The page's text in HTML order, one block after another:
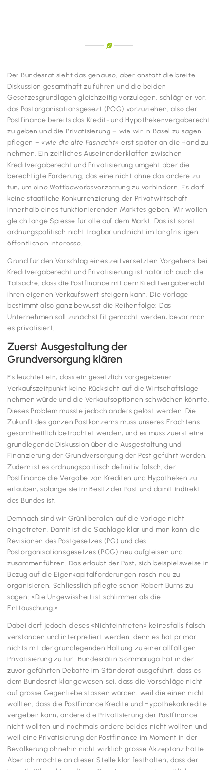
Der Bundesrat sieht das genauso, aber anstatt die breite
Diskussion gesamthaft zu führen und die beiden
Gesetzesgrundlagen gleichzeitig vorzulegen, schlägt er vor,
das Postorganisationsgesezt (POG) vorzuziehen, also der
Postfinance bereits das Kredit- und Hypothekenvergaberecht
zu geben und die Privatisierung – wie wir in Basel zu sagen
pflegen – «wie die alte Fasnacht» erst später an die Hand zu
nehmen. Ein zeitliches Auseinanderklaffen zwischen
Kreditvergaberecht und Privatisierung umgeht aber die
berechtigte Forderung, das eine nicht ohne das andere zu
tun, um eine Wettbewerbsverzerrung zu verhindern. Es darf
keine staatliche Konkurrenzierung der Privatwirtschaft
innerhalb eines funktionierenden Marktes geben. Wir wollen
gleich lange Spiesse für alle auf dem Markt. Das ist sonst
ordnungspolitisch nicht tragbar und nicht im langfristigen
öffentlichen Interesse.
Grund für den Vorschlag eines zeitversetzten Vorgehens bei
Kreditvergaberecht und Privatisierung ist natürlich auch die
Tatsache, dass die Postfinance mit dem Kreditvergaberecht
ihren eigenen Verkaufswert steigern kann. Die Vorlage
bestimmt also ganz bewusst die Reihenfolge: Das
Unternehmen soll zunächst fit gemacht werden, bevor man
es privatisiert.
Zuerst Ausgestaltung der
Grundversorgung klären
Es leuchtet ein, dass ein gesetzlich vorgegebener
Verkaufszeitpunkt keine Rücksicht auf die Wirtschaftslage
nehmen würde und die Verkaufsoptionen schwächen könnte.
Dieses Problem müsste jedoch anders gelöst werden. Die
Zukunft des ganzen Postkonzerns muss unseres Erachtens
gesamtheitlich betrachtet werden, und es muss zuerst eine
grundlegende Diskussion über die Ausgestaltung und
Finanzierung der Grundversorgung der Post geführt werden.
Zudem ist es ordnungspolitisch definitiv falsch, der
Postfinance die Vergabe von Krediten und Hypotheken zu
erlauben, solange sie im Besitz der Post und damit indirekt
des Bundes ist.
Demnach sind wir Grünliberalen auf die Vorlage nicht
eingetreten. Damit ist die Sachlage klar und man kann die
Revisionen des Postgesetzes (PG) und des
Postorganisationsgesetzes (POG) neu aufgleisen und
zusammenführen. Das erlaubt der Post, sich beispielsweise in
Bezug auf die Eigenkapitalforderungen rasch neu zu
organisieren. Schliesslich pflegte schon Robert Burns zu
sagen: «Die Ungewissheit ist schlimmer als die
Enttäuschung.»
Dabei darf jedoch dieses «Nichteintreten» keinesfalls falsch
verstanden und interpretiert werden, denn es hat primär
nichts mit der grundlegenden Haltung zu einer allfälligen
Privatisierung zu tun. Bundesrätin Sommaruga hat in der
zuvor geführten Debatte im Ständerat ausgeführt, dass es
dem Bundesrat klar gewesen sei, dass die Vorschläge nicht
auf grosse Gegenliebe stossen würden, weil die einen nicht
wollten, dass die Postfinance Kredite und Hypothekarkredite
vergeben kann, andere die Privatisierung der Postfinance
nicht wollten und nochmals andere beides nicht wollten und
weil eine Privatisierung der Postfinance im Moment in der
Bevölkerung ohnehin nicht wirklich grosse Akzeptanz hätte.
Aber ich möchte an dieser Stelle klar festhalten, dass der